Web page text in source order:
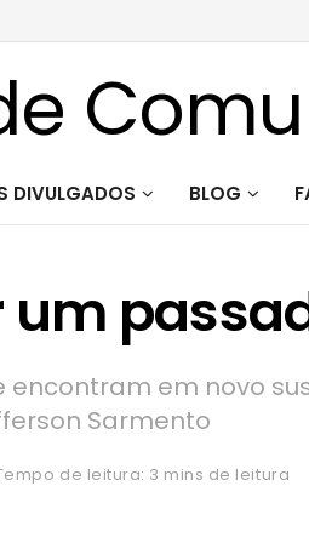
DIVULGADOS BLOG
em novo
Sarmento
de leitura: 3 mins de leitura